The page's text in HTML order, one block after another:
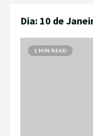
Dia: 10 de
1 MIN READ